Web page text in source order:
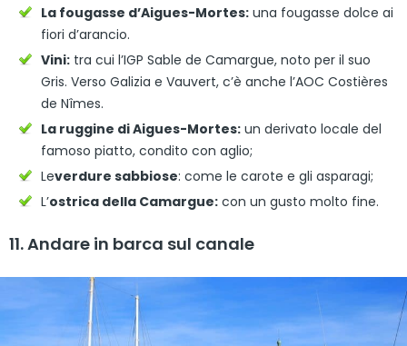
La fougasse d’Aigues-Mortes: una fougasse dolce ai
fiori d’arancio.
Vini: tra cui l’IGP Sable de Camargue, noto per il suo
Gris. Verso Galizia e Vauvert, c’è anche l’AOC Costières
de Nîmes.
La ruggine di Aigues-Mortes: un derivato locale del
famoso piatto, condito con aglio;
Leverdure sabbiose: come le carote e gli asparagi;
L’ostrica della Camargue: con un gusto molto fine.
11. Andare in barca sul canale